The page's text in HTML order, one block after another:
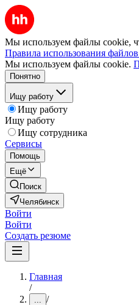
Мы используем файлы cookie,
Правила использования
Мы используем файлы cookie.
Понятно
Ищу работу
Ищу работу
Ищу работу
Ищу сотрудника
Сервисы
Помощь
Ещё
Поиск
Челябинск
Войти
Войти
Создать резюме
Главная
/
... /